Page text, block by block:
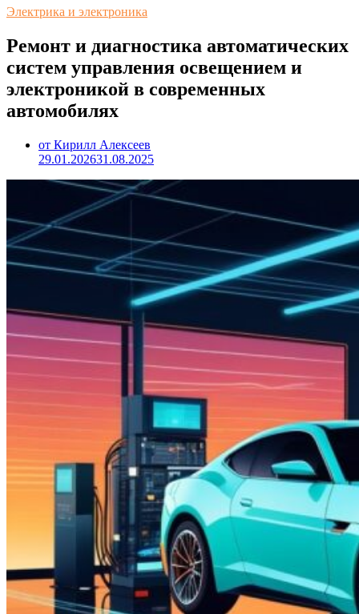
Электрика и электроника
Ремонт и диагностика автоматических
систем управления освещением и
электроникой в современных
автомобилях
от Кирилл Алексеев
29.01.202631.08.2025